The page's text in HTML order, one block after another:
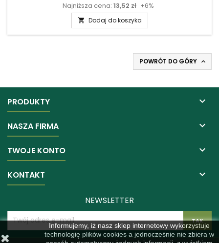
podstawowa
Najniższa cena: 13,52 zł +6%
 Dodaj do koszyka
POWRÓT DO GÓRY 
PRODUKTY 
NASZA FIRMA 
TWOJE KONTO 
KONTAKT 
Informujemy, iż nasz sklep internetowy wykorzystuje
technologię plików cookies a jednocześnie nie zbiera w
NEWSLETTER